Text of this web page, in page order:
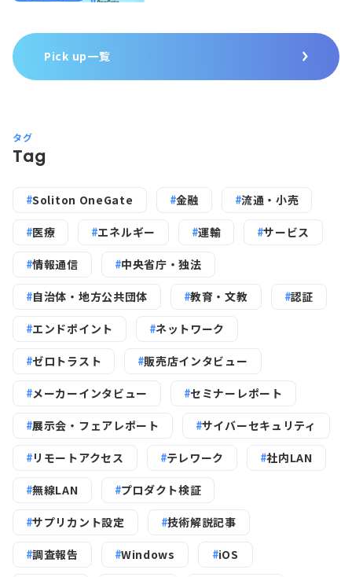
Pick up一覧
タグ
Tag
Soliton OneGate 金融 流通・小売
医療 エネルギー 運輸 サービス
情報通信 中央省庁・独法
自治体・地方公共団体 教育・文教 認証
エンドポイント ネットワーク
ゼロトラスト 販売店インタビュー
メーカーインタビュー セミナーレポート
展示会・フェアレポート サイバーセキュリティ
リモートアクセス テレワーク 社内LAN
無線LAN プロダクト検証
サプリカント設定 技術解説記事
調査報告 Windows iOS